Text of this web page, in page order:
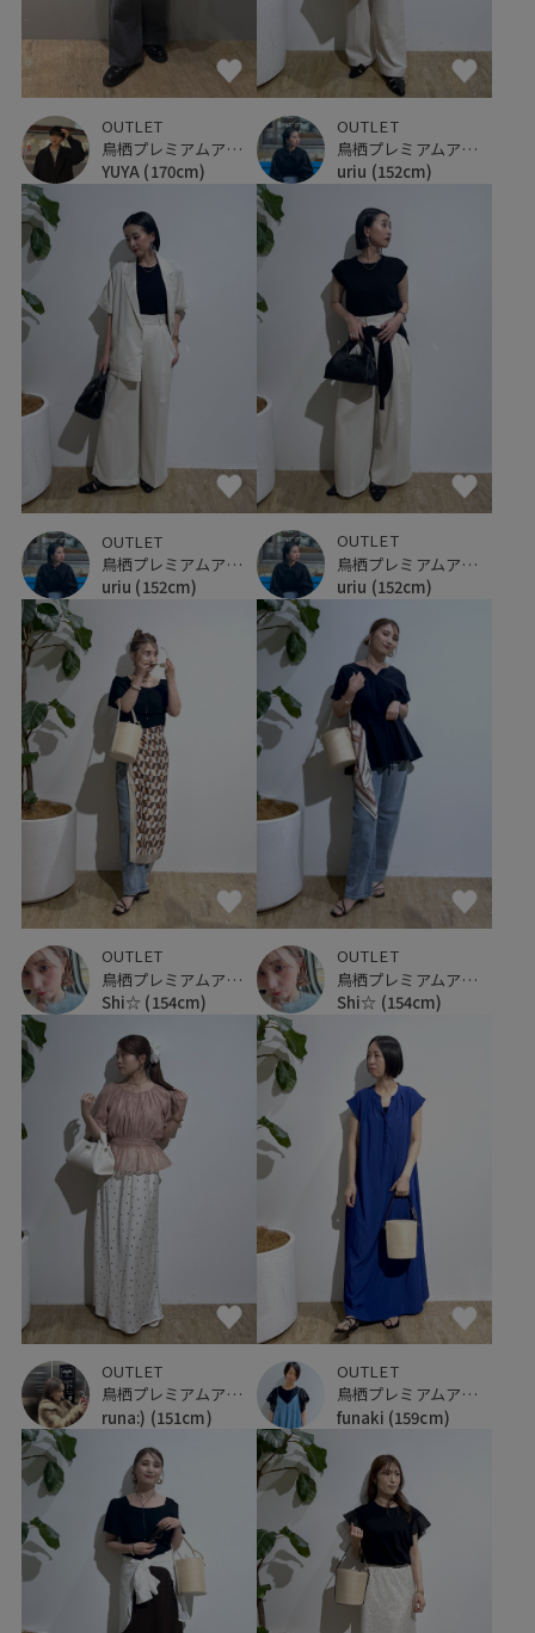
OUTLET
鳥栖プレミアムアウトレット
YUYA (170cm)
OUTLET
鳥栖プレミアムアウトレット
uriu (152cm)
OUTLET
鳥栖プレミアムアウトレット
uriu (152cm)
OUTLET
鳥栖プレミアムアウトレット
uriu (152cm)
OUTLET
鳥栖プレミアムアウトレット
Shi☆ (154cm)
OUTLET
鳥栖プレミアムアウトレット
Shi☆ (154cm)
OUTLET
鳥栖プレミアムアウトレット
runa:) (151cm)
OUTLET
鳥栖プレミアムアウトレット
funaki (159cm)